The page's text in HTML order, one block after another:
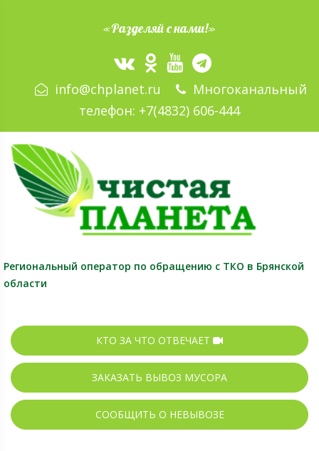
«Разделяй с нами!»
info@chplanet.ru
Многоканальный
телефон: +7(4832) 606-444
Региональный оператор по обращению с ТКО в Брянской
области
КТО ЗА ЧТО ОТВЕЧАЕТ
ЗАКАЗАТЬ ВЫВОЗ МУСОРА
СООБЩИТЬ О НЕВЫВОЗЕ